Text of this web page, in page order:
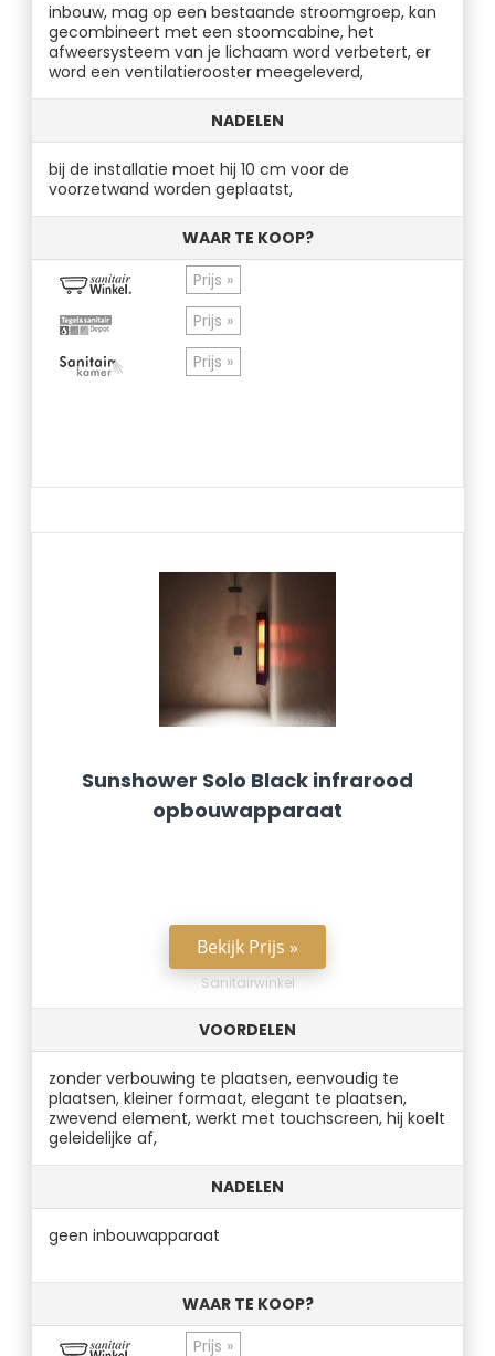
inbouw, mag op een bestaande stroomgroep, kan
gecombineert met een stoomcabine, het
afweersysteem van je lichaam word verbetert, er
word een ventilatierooster meegeleverd,
NADELEN
bij de installatie moet hij 10 cm voor de
voorzetwand worden geplaatst,
WAAR TE KOOP?
Prijs »
Prijs »
Prijs »
Sunshower Solo Black infrarood
opbouwapparaat
Bekijk Prijs »
Sanitairwinkel
VOORDELEN
zonder verbouwing te plaatsen, eenvoudig te
plaatsen, kleiner formaat, elegant te plaatsen,
zwevend element, werkt met touchscreen, hij koelt
geleidelijke af,
NADELEN
geen inbouwapparaat
WAAR TE KOOP?
Prijs »